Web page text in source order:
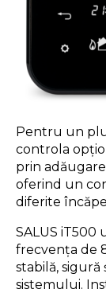
Pentru un
controla
prin
oferind un
diferite
SALUS iT500
frecvența de
stabilă,
sistemului.